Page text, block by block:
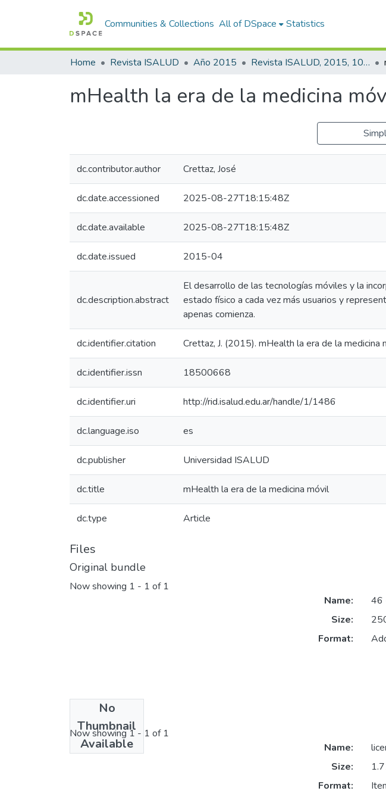
Communities & Collections All of DSpace Statistics
Home Revista ISALUD Año 2015 Revista ISALUD, 2015, 10(46)
mHealth la era de la medicina
dc.contributor.author Crettaz, José
dc.date.accessioned 2025-08-27T18:15:48Z
dc.date.available 2025-08-27T18:15:48Z
dc.date.issued 2015-04
dc.description.abstract
El desarrollo de las tecnologías móviles y la
estado físico a cada vez más usuarios y
apenas comienza.
dc.identifier.citation Crettaz, J. (2015). mHealth la era de la
dc.identifier.issn 18500668
dc.identifier.uri http://rid.isalud.edu.ar/handle/1/1486
dc.language.iso es
dc.publisher Universidad ISALUD
dc.title mHealth la era de la medicina móvil
dc.type Article
Files
Original bundle
Now showing 1 - 1 of 1
No
Thumbnail
Available
Name:
46
Size:
Format:
License bundle
Now showing1 - 1 of 1
Name:
Size:
Format: